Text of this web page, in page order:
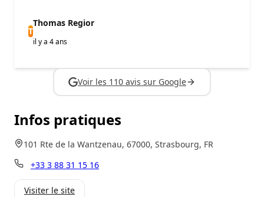
T
Thomas Regior
il y a 4 ans
Voir les 110 avis sur Google
Infos pratiques
101 Rte de la Wantzenau, 67000, Strasbourg, FR
+33 3 88 31 15 16
Visiter le site